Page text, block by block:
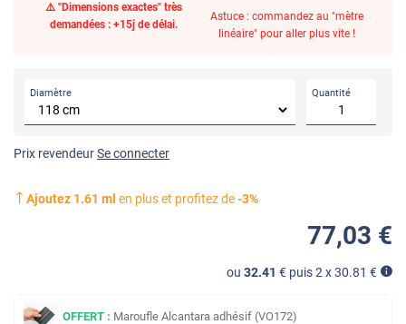
⚠️ "Dimensions exactes" très
demandées : +15j de délai.
Astuce : commandez au "mètre
linéaire" pour aller plus vite !
Diamètre Quantité
Prix revendeurSe connecter
Ajoutez 1.61 ml en plus et profitez de-3%
77,03 €
ou 32.41 € puis 2 x30.81 €
OFFERT : Maroufle Alcantara adhésif (VO172)